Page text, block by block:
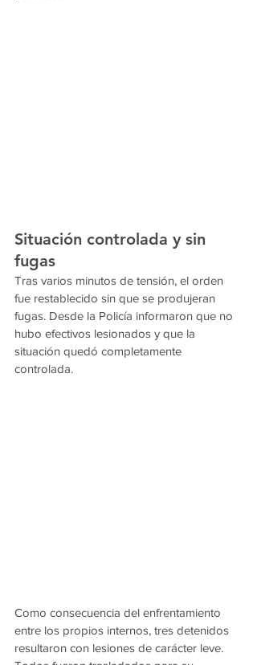
Situación controlada y sin
fugas
Tras varios minutos de tensión, el orden
fue restablecido sin que se produjeran
fugas. Desde la Policía informaron que no
hubo efectivos lesionados y que la
situación quedó completamente
controlada.
Como consecuencia del enfrentamiento
entre los propios internos, tres detenidos
resultaron con lesiones de carácter leve.